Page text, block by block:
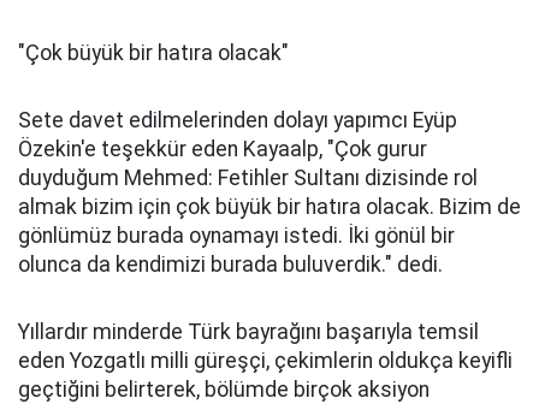
"Çok büyük bir hatıra olacak"
Sete davet edilmelerinden dolayı yapımcı Eyüp
Özekin'e teşekkür eden Kayaalp, "Çok gurur
duyduğum Mehmed: Fetihler Sultanı dizisinde rol
almak bizim için çok büyük bir hatıra olacak. Bizim de
gönlümüz burada oynamayı istedi. İki gönül bir
olunca da kendimizi burada buluverdik." dedi.
Yıllardır minderde Türk bayrağını başarıyla temsil
eden Yozgatlı milli güreşçi, çekimlerin oldukça keyifli
geçtiğini belirterek, bölümde birçok aksiyon